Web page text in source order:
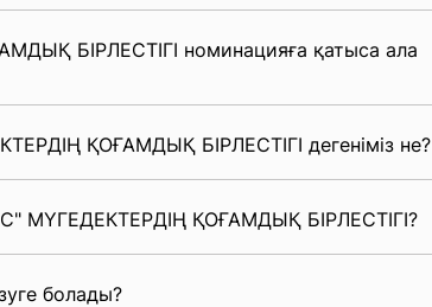
БІРЛЕСТІГІ номинацияға қатыса ала
ҚОҒАМДЫҚ БІРЛЕСТІГІ дегеніміз не?
МҮГЕДЕКТЕРДІҢ ҚОҒАМДЫҚ БІРЛЕСТІГІ?
болады?